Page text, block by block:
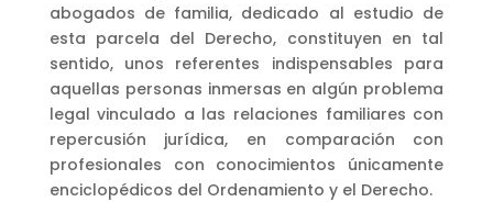
abogados de familia, dedicado al estudio de
esta parcela del Derecho, constituyen en tal
sentido, unos referentes indispensables para
aquellas personas inmersas en algún problema
legal vinculado a las relaciones familiares con
repercusión jurídica, en comparación con
profesionales con conocimientos únicamente
enciclopédicos del Ordenamiento y el Derecho.